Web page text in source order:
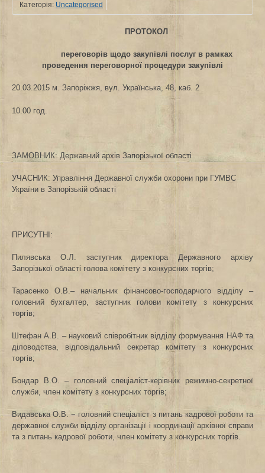
Категорія: Uncategorised
ПРОТОКОЛ
переговорів щодо закупівлі послуг в рамках
проведення переговорної процедури закупівлі
20.03.2015 м. Запоріжжя, вул. Українська, 48, каб. 2
10.00 год.
ЗАМОВНИК: Державний архів Запорізької області
УЧАСНИК: Управління Державної служби охорони при ГУМВС
України в Запорізькій області
ПРИСУТНІ:
Пилявська О.Л. заступник директора Державного архіву
Запорізької області голова комітету з конкурсних торгів;
Тарасенко О .В. – начальник фінансово-господарчого відділу –
головний бухгалтер
заступник голови комітету з конкурсних
торгів;
Штефан А.В. – науковий співробітник відділу формування НАФ та
діловодства, відповідальний секретаркомітету з конкурсних
торгів;
Бондар В.О. – головний спеціаліст-керівник режимно-секретної
служби, член комітету з конкурсних торгів;
Видавська О.В. − головний спеціаліст з питань кадрової роботи та
державної служби відділу організації і координації архівної справи
та з питань кадрової роботи, член комітету з конкурсних торгів.